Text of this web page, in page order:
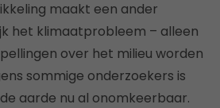
maakt een ander
het klimaatprobleem – alleen
over het milieu worden
sommige onderzoekers is
aarde nu al onomkeerbaar.